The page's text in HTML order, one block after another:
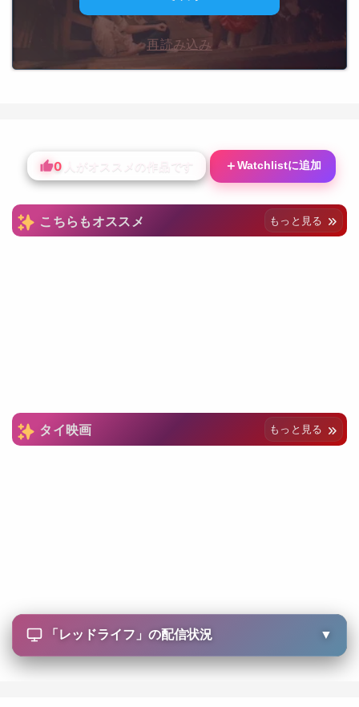
再読み込み
0 人がオススメの作品です ＋Watchlistに追加
こちらもオススメ もっと見る
タイ映画 もっと見る
「 レッドライフ 」の配信状況 ▼